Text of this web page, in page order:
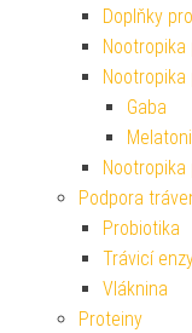
Doplňky
Gaba
Podpora
Probiotika
Trávicí
Vláknina
Proteiny